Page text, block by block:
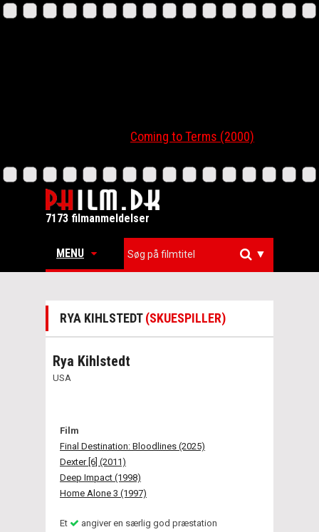
Coming to Terms (2000)
7173 filmanmeldelser
MENU ▼
RYA KIHLSTEDT(SKUESPILLER)
Rya Kihlstedt
USA
Film
Final Destination: Bloodlines (2025)
Dexter [6] (2011)
Deep Impact (1998)
Home Alone 3 (1997)
Et
angiver en særlig god præstation